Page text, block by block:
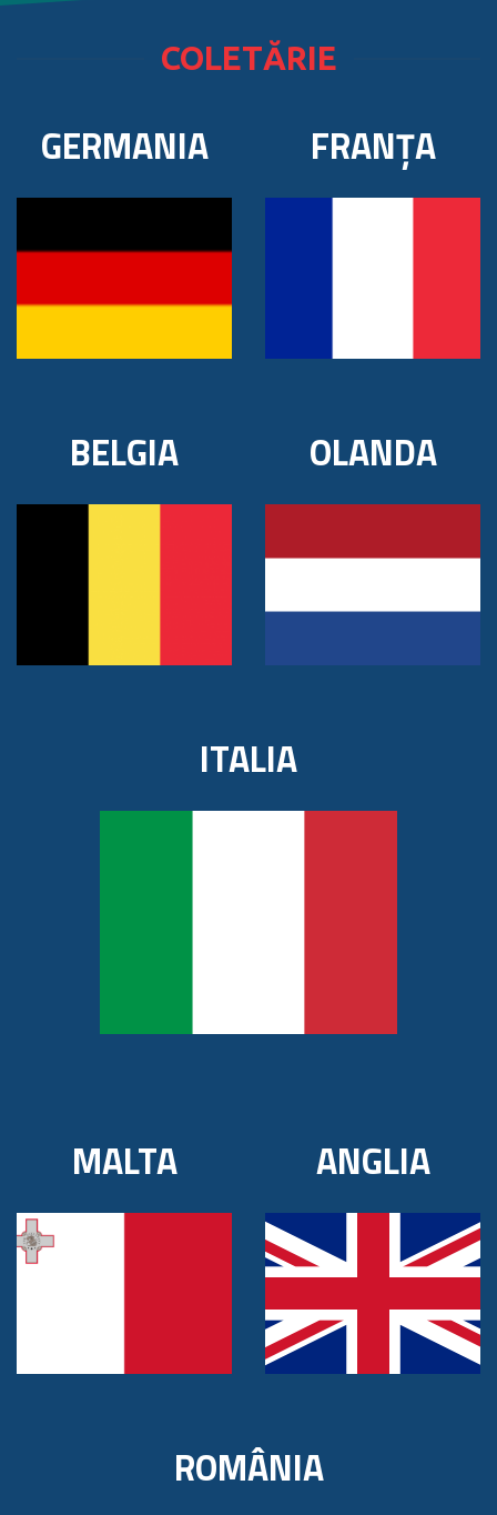
COLETĂRIE
GERMANIA FRANȚA
BELGIA OLANDA
ITALIA
MALTA ANGLIA
ROMÂNIA